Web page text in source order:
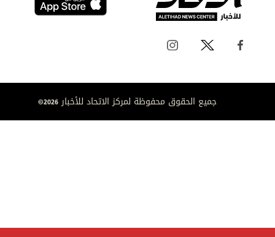
جميع الحقوق محفوظة لمركز الاتحاد للأخبار 2026©